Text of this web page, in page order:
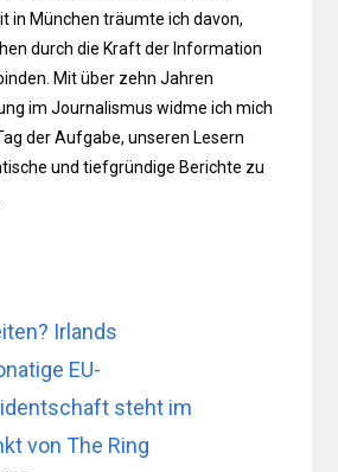
in München träumte ich davon,
durch die Kraft der Information
Mit über zehn Jahren
im Journalismus widme ich mich
der Aufgabe, unseren Lesern
und tiefgründige Berichte zu
Irlands
EU-
steht im
von The Ring